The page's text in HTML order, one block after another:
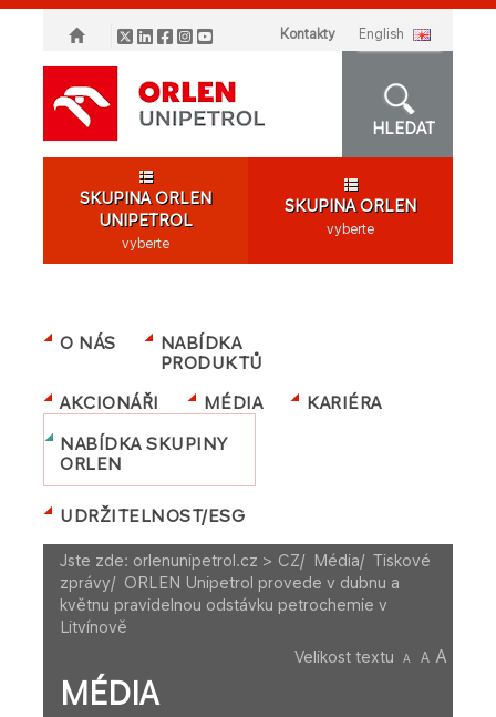
Kontakty english
HLEDAT
SKUPINA ORLEN
UNIPETROL
vyberte
SKUPINA ORLEN
vyberte
O NÁS
NABÍDKA
PRODUKTŮ
AKCIONÁŘI
MÉDIA
KARIÉRA
NABÍDKA SKUPINY
ORLEN
UDRŽITELNOST/ESG
Jste zde: orlenunipetrol.cz > CZ/ Média/ Tiskové
zprávy/ ORLEN Unipetrol provede v dubnu a
květnu pravidelnou odstávku petrochemie v
Litvínově
Velikost textu
A A A
MÉDIA